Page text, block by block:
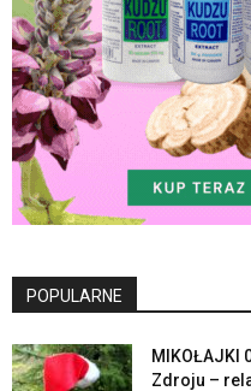
POPULARNE
MIKOŁAJKI
Zdroju –